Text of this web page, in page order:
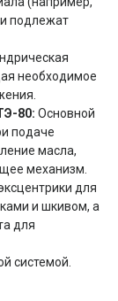
подлежат
необходимое
80: Основной
подаче
масла,
механизм.
для
и шкивом, а
для
системой.